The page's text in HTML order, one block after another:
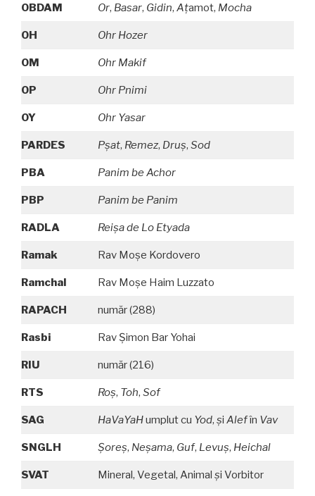
OBDAM Or, Basar, Gidin, Aţamot, Mocha
OH Ohr Hozer
OM Ohr Makif
OP Ohr Pnimi
OY Ohr Yasar
PARDES Pşat, Remez, Druş, Sod
PBA Panim be Achor
PBP Panim be Panim
RADLA Reişa de Lo Etyada
Ramak Rav Moşe Kordovero
Ramchal Rav Moşe Haim Luzzato
RAPACH număr (288)
Rasbi Rav Şimon Bar Yohai
RIU număr (216)
RTS Roş, Toh, Sof
SAG HaVaYaHumplut cu Yod, şi Alefîn Vav
SNGLH Şoreş, Neşama, Guf, Levuş, Heichal
SVAT Mineral, Vegetal, Animal şi Vorbitor